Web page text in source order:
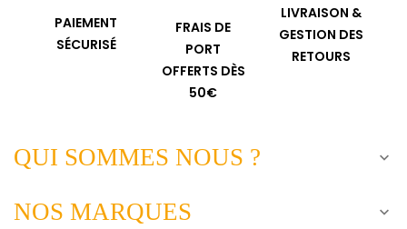
PAIEMENT
SÉCURISÉ
FRAIS DE
PORT
OFFERTS DÈS
50€
LIVRAISON &
GESTION DES
RETOURS
QUI SOMMES NOUS ? 
NOS MARQUES 